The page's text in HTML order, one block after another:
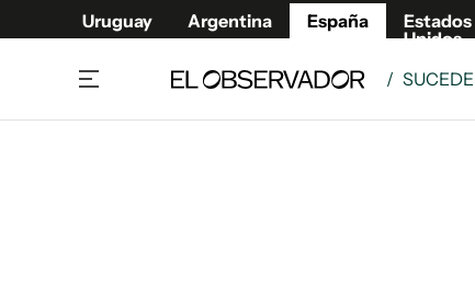
Uruguay Argentina España
Estados
Unidos
/ SUCEDE